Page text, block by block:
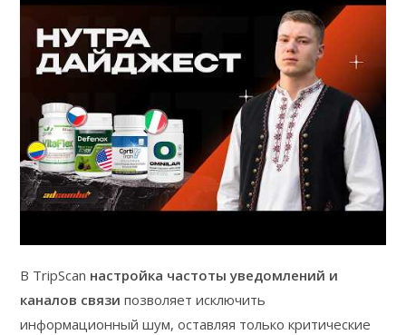
В TripScan настройка частоты уведомлений и
каналов связи позволяет исключить
информационный шум, оставляя только критические